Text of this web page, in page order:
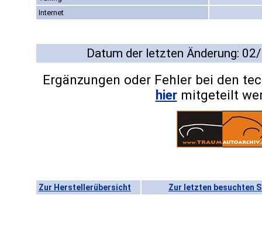
Internet
Datum der letzten Änderung:
Ergänzungen oder Fehler bei den
hiermitgeteilt
Zur Herstellerübersicht Zur letzten besuchten